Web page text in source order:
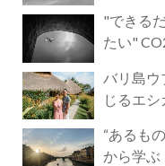
"できる
たい"
バリ島ウ
じるエ
“あるも
から学ぶ